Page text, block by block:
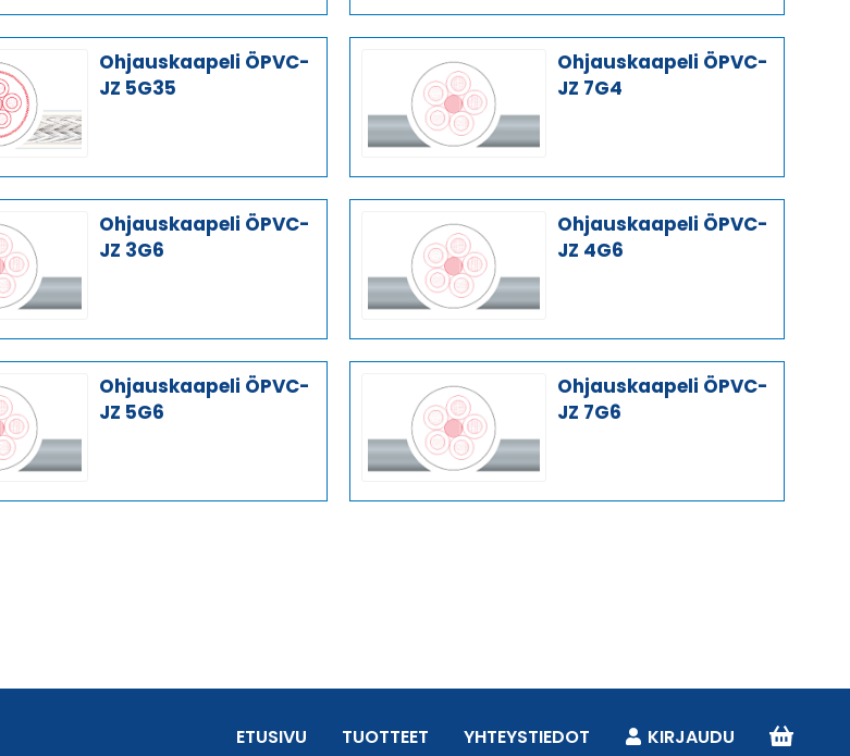
Ohjauskaapeli ÖPVC-
JZ 5G35
Ohjauskaapeli ÖPVC-
JZ 7G4
Ohjauskaapeli ÖPVC-
JZ 3G6
Ohjauskaapeli ÖPVC-
JZ 4G6
Ohjauskaapeli ÖPVC-
JZ 5G6
Ohjauskaapeli ÖPVC-
JZ 7G6
ETUSIVU TUOTTEET YHTEYSTIEDOT KIRJAUDU